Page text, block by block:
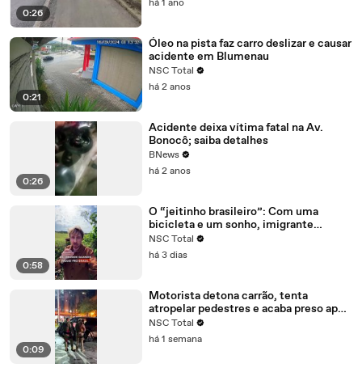
0:26
há 1 ano
0:21
Óleo na pista faz carro deslizar e causar
acidente em Blumenau
NSC Total
há 2 anos
0:26
Acidente deixa vítima fatal na Av.
Bonocô; saiba detalhes
BNews
há 2 anos
0:58
O “jeitinho brasileiro”: Com uma
bicicleta e um sonho, imigrante
siberiano tenta vida em Florianópolis
NSC Total
há 3 dias
0:09
Motorista detona carrão, tenta
atropelar pedestres e acaba preso após
admitir uso de cocaína em SC
NSC Total
há 1 semana